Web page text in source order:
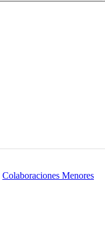
Colaboraciones Menores